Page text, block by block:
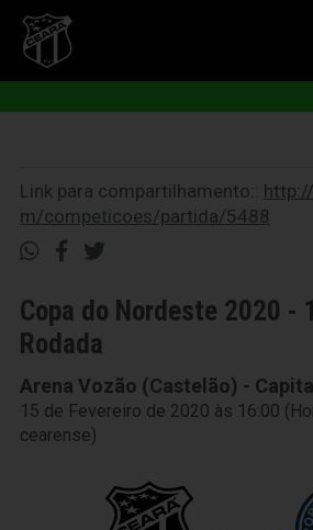
Link para compartilhamento::
m/competicoes/partida/5488
Copa do Nordeste 2020 -
Rodada
Arena Vozão (Castelão) -
15 de Fevereiro de 2020 às 16:00
cearense)